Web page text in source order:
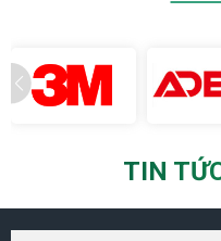
TIN